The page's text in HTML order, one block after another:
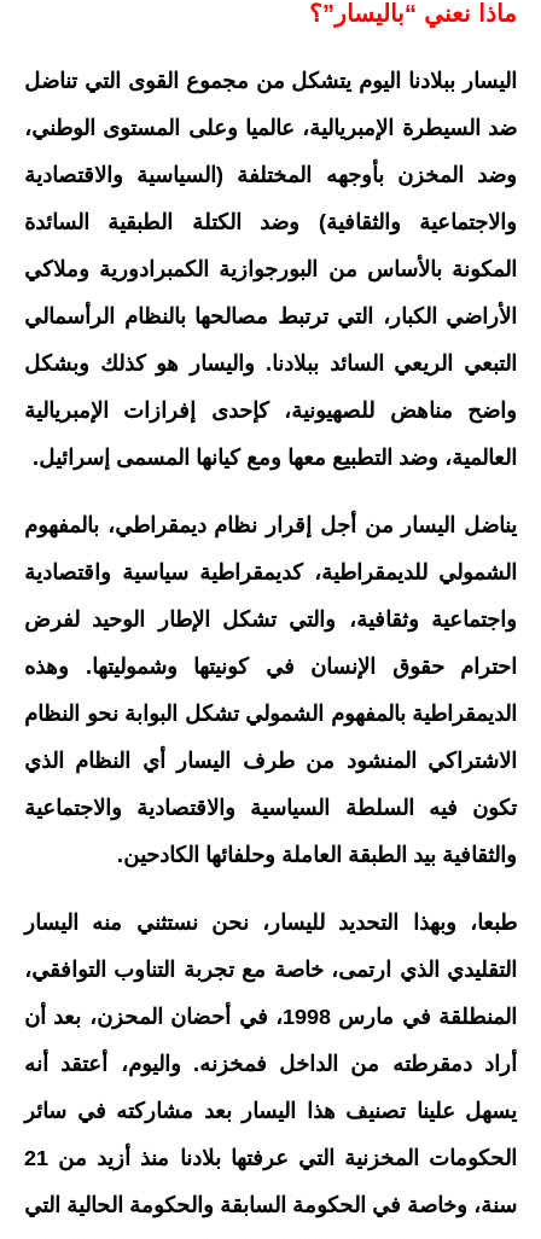
ماذا نعني “باليسار”؟
اليسار ببلادنا اليوم يتشكل من مجموع القوى التي تناضل
ضد السيطرة الإمبريالية، عالميا وعلى المستوى الوطني،
وضد المخزن بأوجهه المختلفة (السياسية والاقتصادية
والاجتماعية والثقافية) وضد الكتلة الطبقية السائدة
المكونة بالأساس من البورجوازية الكمبرادورية وملاكي
الأراضي الكبار، التي ترتبط مصالحها بالنظام الرأسمالي
التبعي الريعي السائد ببلادنا. واليسار هو كذلك وبشكل
واضح مناهض للصهيونية، كإحدى إفرازات الإمبريالية
العالمية، وضد التطبيع معها ومع كيانها المسمى إسرائيل.
يناضل اليسار من أجل إقرار نظام ديمقراطي، بالمفهوم
الشمولي للديمقراطية، كديمقراطية سياسية واقتصادية
واجتماعية وثقافية، والتي تشكل الإطار الوحيد لفرض
احترام حقوق الإنسان في كونيتها وشموليتها. وهذه
الديمقراطية بالمفهوم الشمولي تشكل البوابة نحو النظام
الاشتراكي المنشود من طرف اليسار أي النظام الذي
تكون فيه السلطة السياسية والاقتصادية والاجتماعية
والثقافية بيد الطبقة العاملة وحلفائها الكادحين.
طبعا، وبهذا التحديد لليسار، نحن نستثني منه اليسار
التقليدي الذي ارتمى، خاصة مع تجربة التناوب التوافقي،
المنطلقة في مارس 1998، في أحضان المحزن، بعد أن
أراد دمقرطته من الداخل فمخزنه. واليوم، أعتقد أنه
يسهل علينا تصنيف هذا اليسار بعد مشاركته في سائر
الحكومات المخزنية التي عرفتها بلادنا منذ أزيد من 21
سنة، وخاصة في الحكومة السابقة والحكومة الحالية التي